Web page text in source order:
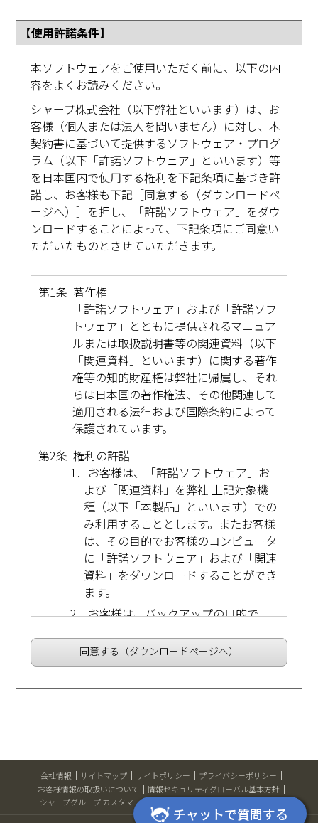
【使用許諾条件】
本ソフトウェアをご使用いただく前に、以下の内
容をよくお読みください。
シャープ株式会社（以下弊社といいます）は、お
客様（個人または法人を問いません）に対し、本
契約書に基づいて提供するソフトウェア・プログ
ラム（以下「許諾ソフトウェア」といいます）等
を日本国内で使用する権利を下記条項に基づき許
諾し、お客様も下記［同意する（ダウンロードペ
ージへ）］を押し、「許諾ソフトウェア」をダウ
ンロードすることによって、下記条項にご同意い
ただいたものとさせていただきます。
第1条 著作権
「許諾ソフトウェア」および「許諾ソフ
トウェア」とともに提供されるマニュア
ルまたは取扱説明書等の関連資料（以下
「関連資料」といいます）に関する著作
権等の知的財産権は弊社に帰属し、それ
らは日本国の著作権法、その他関連して
適用される法律および国際条約によって
保護されています。
第2条 権利の許諾
1．お客様は、「許諾ソフトウェア」お
よび「関連資料」を弊社 上記対象機
種（以下「本製品」といいます）での
み利用することとします。またお客様
は、その目的でお客様のコンピュータ
に「許諾ソフトウェア」および「関連
資料」をダウンロードすることができ
ます。
2．お客様は、バックアップの目的で
料」を１部複製することができます。
2．お客様は、本契約に明示的に許諾さ
れている場合を除いて、「許諾ソフト
ウェア」および「関連資料」を使用
同意する（ダウンロードページへ）
会社情報 サイトマップ サイトポリシー
プライバシーポリシー
お客様情報の取扱いについて
情報セキュリティグローバル基本方針
シャープグループ カスタマーハラスメント対応方針
チャットで質問する